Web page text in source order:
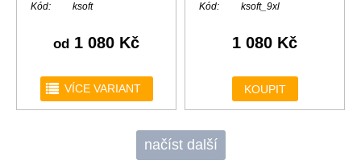
Kód:
ksoft
od 1 080 Kč
r VÍCE VARIANT
Kód:
ksoft_9xl
1 080 Kč
KOUPIT
načíst další